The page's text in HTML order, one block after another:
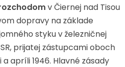
v Čiernej nad Tisou
dopravy na základe
styku v železničnej
prijatej zástupcami oboch
apríli 1946. Hlavné zásady